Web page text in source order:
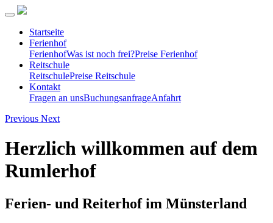
Startseite
Ferienhof
FerienhofWas ist noch frei?Preise Ferienhof
Reitschule
ReitschulePreise Reitschule
Kontakt
Fragen an unsBuchungsanfrageAnfahrt
Previous Next
Herzlich willkommen auf dem
Rumlerhof
Ferien- und Reiterhof im Münsterland